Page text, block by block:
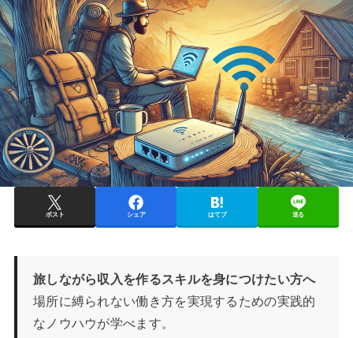
ポスト シェア はてブ 送る
旅しながら収入を作るスキルを身につけたい方へ
場所に縛られない働き方を実現するための実践的
なノウハウが学べます。